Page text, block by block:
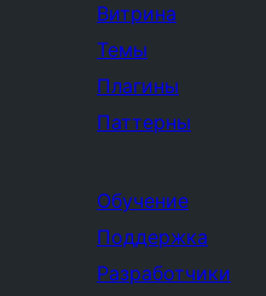
Витрина
Темы
Плагины
Паттерны
Обучение
Поддержка
Разработчики